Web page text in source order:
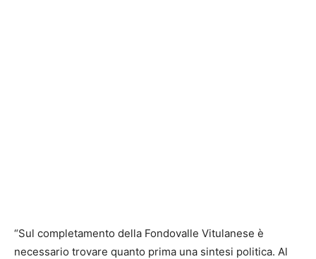
“Sul completamento della Fondovalle Vitulanese è
necessario trovare quanto prima una sintesi politica. Al